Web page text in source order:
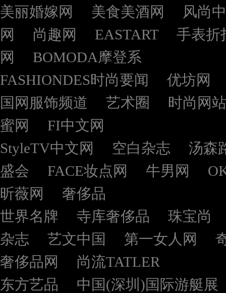
美丽婚嫁网
美食美酒网
风尚
网
尚趣网 EASTART
手表折
网
BOMODA摩登系
FASHIONDES时尚要闻
优坊网
国网服饰频道
艺术圈
时尚网站
蜜网
FI中文网
StyleTV中文网
空白杂志
汤森
盛会
FACE妆点网 牛男网
昕薇网
奢侈品
世界名牌
寺库奢侈品
珠宝尚
杂志
艺文中国 第一女人网
奢侈品网
尚流TATLER
东方艺品
中国(深圳)国际游艇展